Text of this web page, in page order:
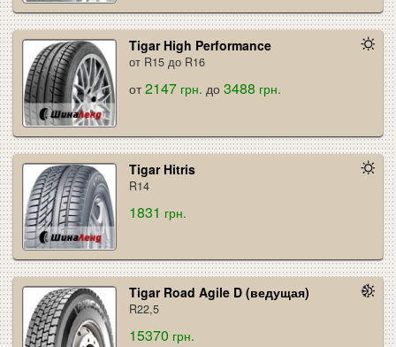
Tigar High Performance
от R15 до R16
от2147 грн. до3488 грн.
Tigar Hitris
R14
1831 грн.
Tigar Road Agile D (ведущая)
R22,5
15370 грн.